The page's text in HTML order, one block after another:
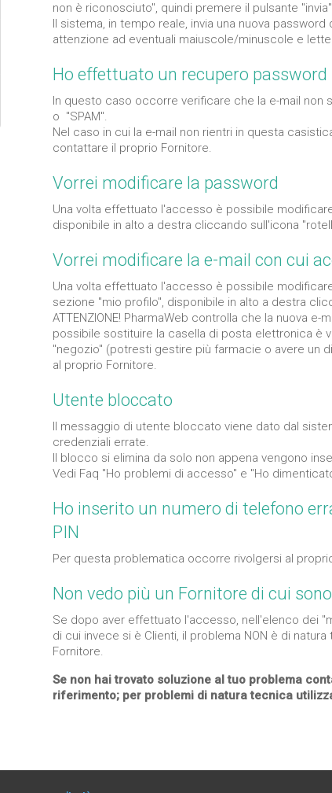
non è riconosciuto", quindi premere il pulsante
Il sistema, in tempo reale, invia una nuova
attenzione ad eventuali maiuscole/minuscole e
Ho effettuato un recupero password
In questo caso occorre verificare che la e-mail non
o "SPAM".
Nel caso in cui la e-mail non rientri in questa
contattare il proprio Fornitore.
Vorrei modificare la password
Una volta effettuato l'accesso è possibile
disponibile in alto a destra cliccando sull'icona
Vorrei modificare la e-mail con cui
Una volta effettuato l'accesso è possibile
sezione "mio profilo", disponibile in alto a destra
ATTENZIONE! PharmaWeb controlla che la nuova e-
possibile sostituire la casella di posta elettronica è
"negozio" (potresti gestire più farmacie o avere un
al proprio Fornitore.
Utente bloccato
Il messaggio di utente bloccato viene dato dal
credenziali errate.
Il blocco si elimina da solo non appena vengono
Vedi Faq "Ho problemi di accesso" e "Ho
Ho inserito un numero di telefono
PIN
Per questa problematica occorre rivolgersi al
Non vedo più un Fornitore di cui
Se dopo aver effettuato l'accesso, nell'elenco dei
di cui invece si è Clienti, il problema NON è di
Fornitore.
Se non hai trovato soluzione al tuo problema
riferimento; per problemi di natura tecnica